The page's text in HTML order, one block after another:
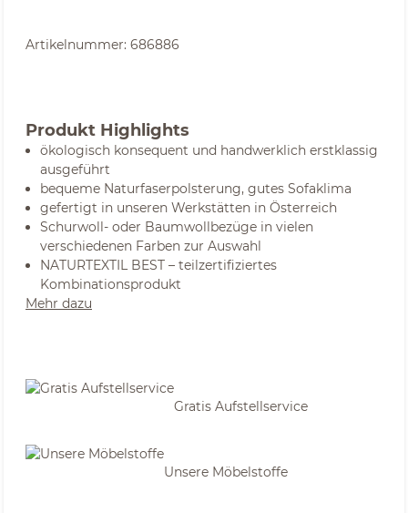
Artikelnummer: 686886
Produkt Highlights
ökologisch konsequent und handwerklich erstklassig
ausgeführt
bequeme Naturfaserpolsterung, gutes Sofaklima
gefertigt in unseren Werkstätten in Österreich
Schurwoll- oder Baumwollbezüge in vielen
verschiedenen Farben zur Auswahl
NATURTEXTIL BEST – teilzertifiziertes
Kombinationsprodukt
Mehr dazu
Gratis Aufstellservice
Unsere Möbelstoffe